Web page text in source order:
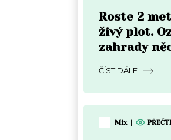
Roste 2
živý plot.
zahrady
ČÍST DÁLE
Mix |